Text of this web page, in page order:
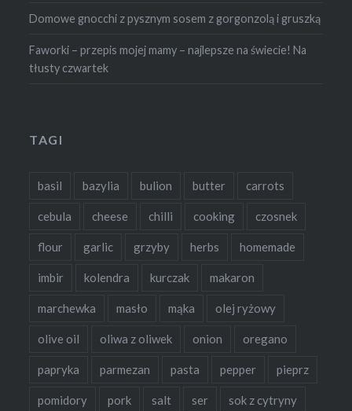
Domowe gnocchi z pysznym sosem z gorgonzolą i gruszką
Faworki – przepis mojej mamy – najlepsze na świecie! Na
tłusty czwartek
TAGI
basil bazylia bulion butter carrots
cebula cheese chilli cooking czosnek
flour garlic grzyby herbs homemade
imbir kolendra kurczak makaron
marchewka masło mąka olej ryżowy
olive oil oliwa z oliwek onion oregano
papryka parmezan pasta pepper pieprz
pomidory pork salt ser sok z cytryny